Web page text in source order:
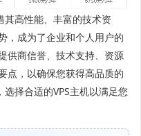
其高性能、丰富的技术资
，成为了企业和个人用户的
供商信誉、技术支持、资源
点，以确保您获得高品质的
择合适的VPS主机以满足您